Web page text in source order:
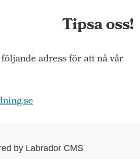
Tipsa oss!
adress för att nå vår
by Labrador CMS